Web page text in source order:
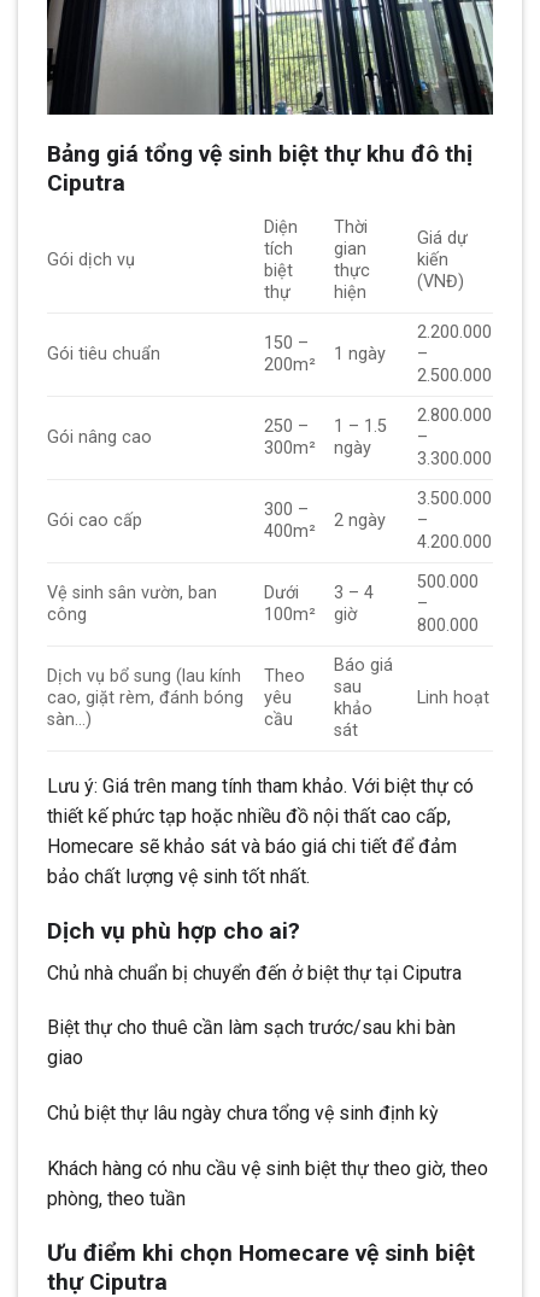
Bảng giá tổng vệ sinh biệt thự khu đô thị
Ciputra
Gói dịch vụ
Diện
tích
biệt
thự
Thời
gian
thực
hiện
Giá dự
kiến
(VNĐ)
Gói tiêu chuẩn
150 –
200m²
1 ngày
2.200.000
–
2.500.000
Gói nâng cao
250 –
300m²
1 – 1.5
ngày
2.800.000
–
3.300.000
Gói cao cấp
300 –
400m²
2 ngày
3.500.000
–
4.200.000
Vệ sinh sân vườn, ban
công
Dưới
100m²
3 – 4
giờ
500.000
–
800.000
Dịch vụ bổ sung (lau kính
cao, giặt rèm, đánh bóng
sàn…)
Theo
yêu
cầu
Báo giá
sau
khảo
sát
Linh hoạt
Lưu ý: Giá trên mang tính tham khảo. Với biệt thự có
thiết kế phức tạp hoặc nhiều đồ nội thất cao cấp,
Homecare sẽ khảo sát và báo giá chi tiết để đảm
bảo chất lượng vệ sinh tốt nhất.
Dịch vụ phù hợp cho ai?
Chủ nhà chuẩn bị chuyển đến ở biệt thự tại Ciputra
Biệt thự cho thuê cần làm sạch trước/sau khi bàn
giao
Chủ biệt thự lâu ngày chưa tổng vệ sinh định kỳ
Khách hàng có nhu cầu vệ sinh biệt thự theo giờ, theo
phòng, theo tuần
Ưu điểm khi chọn Homecare vệ sinh biệt
thự Ciputra